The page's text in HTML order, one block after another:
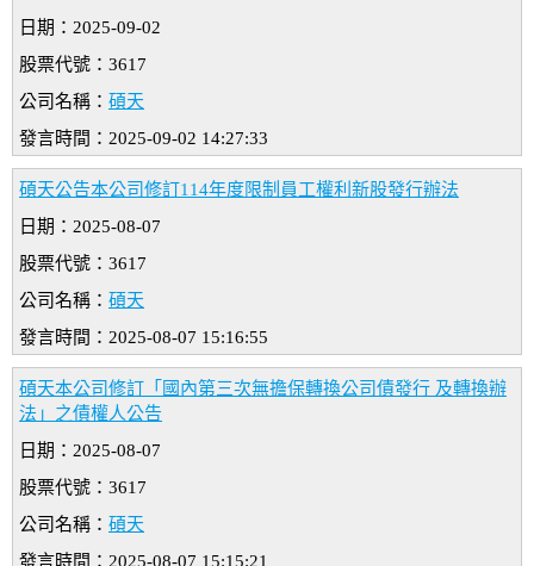
日期：2025-09-02
股票代號：3617
公司名稱： 碩天
發言時間：2025-09-02 14:27:33
碩天公告本公司修訂114年度限制員工權利新股發行辦法
日期：2025-08-07
股票代號：3617
公司名稱： 碩天
發言時間：2025-08-07 15:16:55
碩天本公司修訂「國內第三次無擔保轉換公司債發行 及轉換辦
法」之債權人公告
日期：2025-08-07
股票代號：3617
公司名稱： 碩天
發言時間：2025-08-07 15:15:21